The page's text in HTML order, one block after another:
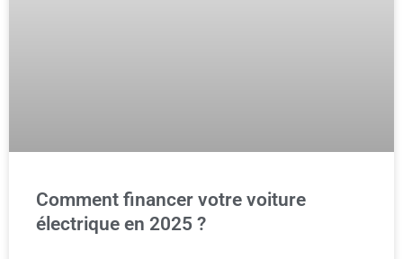
Comment financer votre voiture
électrique en 2025 ?